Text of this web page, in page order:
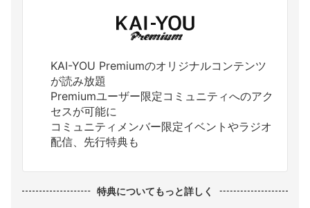
KAI-YOU Premiumのオリジナルコンテンツ
が読み放題
Premiumユーザー限定コミュニティへのアク
セスが可能に
コミュニティメンバー限定イベントやラジオ
配信、先行特典も
特典についてもっと詳しく